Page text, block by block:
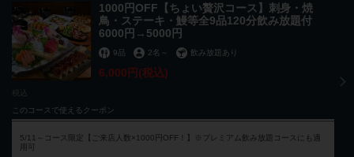
1000円OFF【ちょい贅沢コース】刺身・焼
鳥・ステーキ・鰻等全9品120分飲み放題付
6000円→5000円
9品 2名 ～ 飲み放題あり
6,000円 (税込)
税込
このコースで使えるクーポン
5/11～コース限定【ご来店人数×1000円OFF！】※プレミアム飲み放題コースにも適
用可